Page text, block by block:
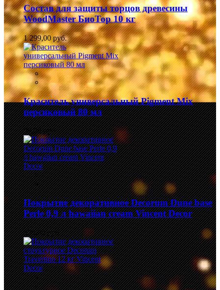
Состав для защиты торцов древесины
WoodMaster БиоТор 10 кг
1 299,00 руб.
Краситель универсальный Pigment Mix
персиковый 80 мл
99,00 руб.
Покрытие декоративное Decorum Dune base
Perle 0,9 л hawaiian cream Vincent Decor
839,00 руб.